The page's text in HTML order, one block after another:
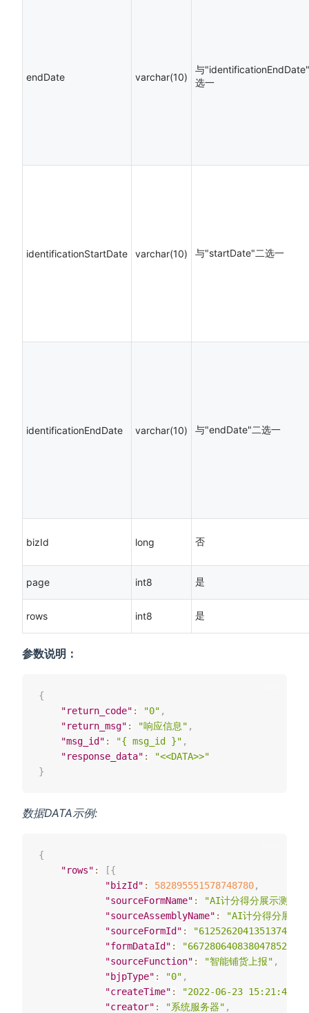
endDate varchar(10)
与
选一
identificationStartDate varchar(10) 与"startDate"二选一
identificationEndDate varchar(10) 与"endDate"二选一
bizId long 否
page int8 是
rows int8 是
参数说明：
{
"return_code" : "0" ,
"return_msg" : "响应信息" ,
"msg_id" : "{ msg_id }" ,
"response_data" :
"<<DATA>>"
}
数据DATA示例:
{
"rows" : [{
"bizId" : 582895551578748780,
"sourceFormName" : "AI计分得分展示测试"
"sourceAssemblyName" :
"AI计分得分展示
"sourceFormId" :
"6125262041351374637"
"formDataId" : "6672806408380478522"
"sourceFunction" : "智能铺货上报" ,
"bjpType" : "0" ,
"createTime" : "2022-06-23 15:21:48"
"creator" : "系统服务器" ,